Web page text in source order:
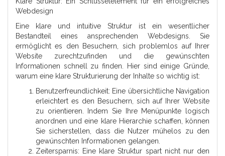
Webdesign
Eine klare und intuitive Struktur ist ein wesentlicher
Bestandteil eines ansprechenden Webdesigns. Sie
ermöglicht es den Besuchern, sich problemlos auf Ihrer
Website zurechtzufinden und die gewünschten
Informationen schnell zu finden. Hier sind einige Gründe,
warum eine klare Strukturierung der Inhalte so wichtig ist:
Benutzerfreundlichkeit: Eine übersichtliche Navigation
erleichtert es den Besuchern, sich auf Ihrer Website
zu orientieren. Indem Sie Ihre Menüpunkte logisch
anordnen und eine klare Hierarchie schaffen, können
Sie sicherstellen, dass die Nutzer mühelos zu den
gewünschten Informationen gelangen.
Zeitersparnis: Eine klare Struktur spart nicht nur den